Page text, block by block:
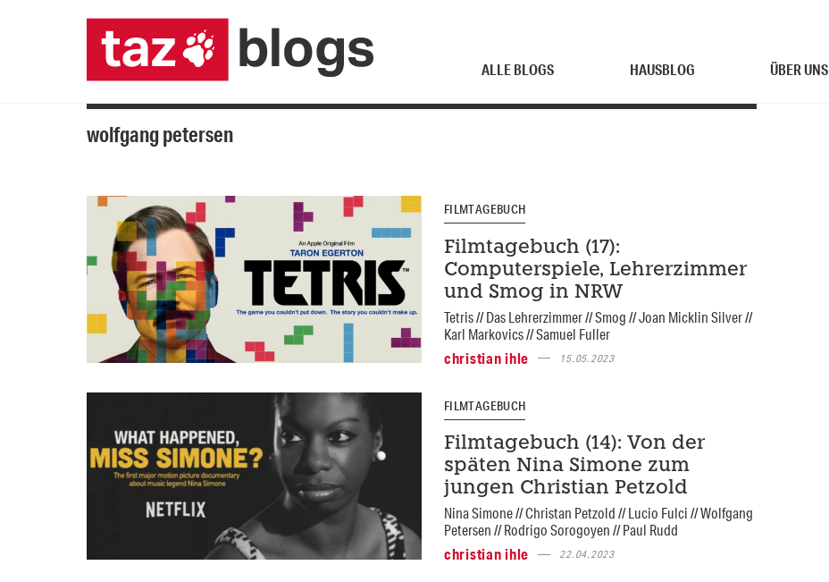
ALLE BLOGS HAUSBLOG ÜBER UNS
wolfgang petersen
FILMTAGEBUCH
Filmtagebuch (17):
Computerspiele, Lehrerzimmer
und Smog in NRW
Tetris // Das Lehrerzimmer // Smog // Joan Micklin Silver //
Karl Markovics // Samuel Fuller
christian ihle
15.05.2023
FILMTAGEBUCH
Filmtagebuch (14): Von der
späten Nina Simone zum
jungen Christian Petzold
Nina Simone // Christan Petzold // Lucio Fulci // Wolfgang
Petersen // Rodrigo Sorogoyen // Paul Rudd
christian ihle
22.04.2023